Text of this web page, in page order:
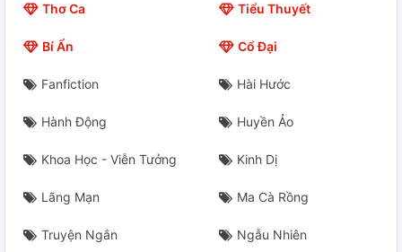
Thơ Ca Tiểu Thuyết
Bí Ẩn Cổ Đại
Fanfiction Hài Hước
Hành Động Huyền Ảo
Khoa Học - Viễn Tưởng Kinh Dị
Lãng Mạn Ma Cà Rồng
Truyện Ngắn Ngẫu Nhiên